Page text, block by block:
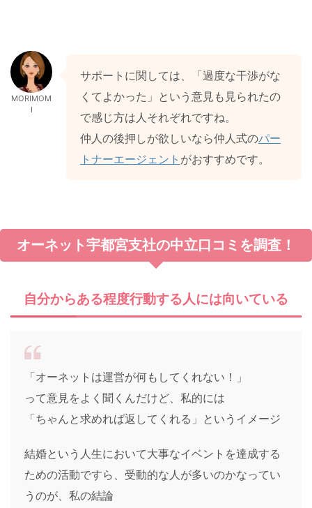
MORIMOM
I
サポートに関しては、「過度な干渉がな
くてよかった」という意見も見られたの
で感じ方は人それぞれですね。
仲人の後押しが欲しいなら仲人式のパー
トナーエージェント がおすすめです。
オーネット宇都宮支社の中立口コミを調査！
自分からある程度行動する人には向いている
「オーネットは運営が何もしてくれない！」
って意見をよく聞くんだけど、私的には
「ちゃんと求めれば返してくれる」というイメージ
結婚という人生において大事なイベントを達成する
ための活動ですら、受動的な人が多いのかなってい
うのが、私の結論